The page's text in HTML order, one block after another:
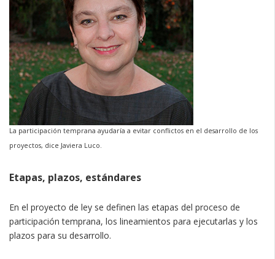
La participación temprana ayudaría a evitar conflictos en el desarrollo de los
proyectos, dice Javiera Luco.
Etapas, plazos, estándares
En el proyecto de ley se definen las etapas del proceso de
participación temprana, los lineamientos para ejecutarlas y los
plazos para su desarrollo.